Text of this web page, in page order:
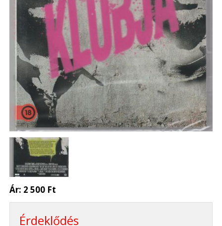
Ár: 2 500 Ft
Érdeklődés